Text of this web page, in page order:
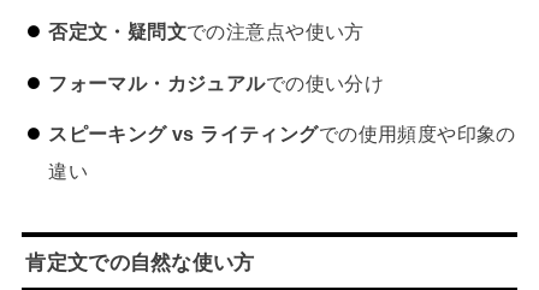
否定文・疑問文での注意点や使い方
フォーマル・カジュアルでの使い分け
スピーキング vs ライティングでの使用頻度や印象の
違い
肯定文での自然な使い方